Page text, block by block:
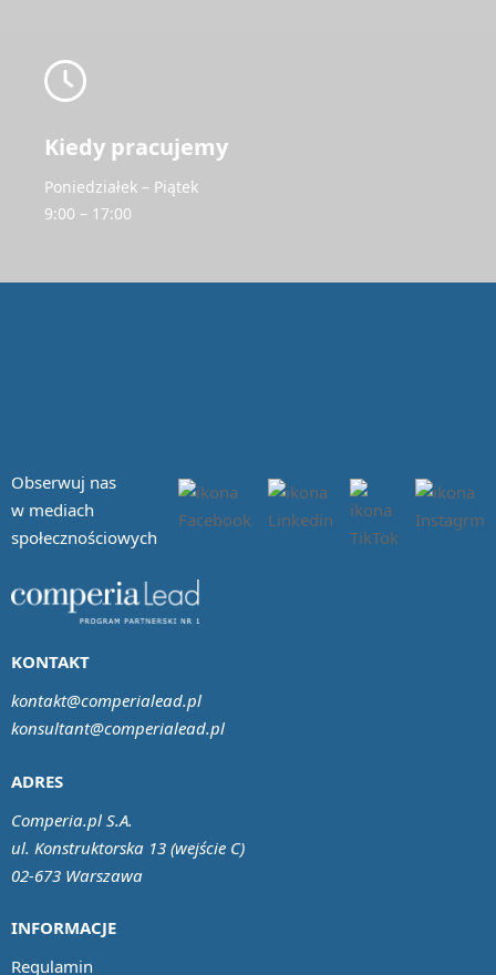
Kiedy pracujemy
Poniedziałek – Piątek
9:00 – 17:00
Obserwuj nas
w mediach
społecznościowych
INFORMACJE
Regulamin
ADRES
Comperia.pl S.A.
ul. Konstruktorska 13 (wejście C)
02-673 Warszawa
KONTAKT
kontakt@comperialead.pl
konsultant@comperialead.pl